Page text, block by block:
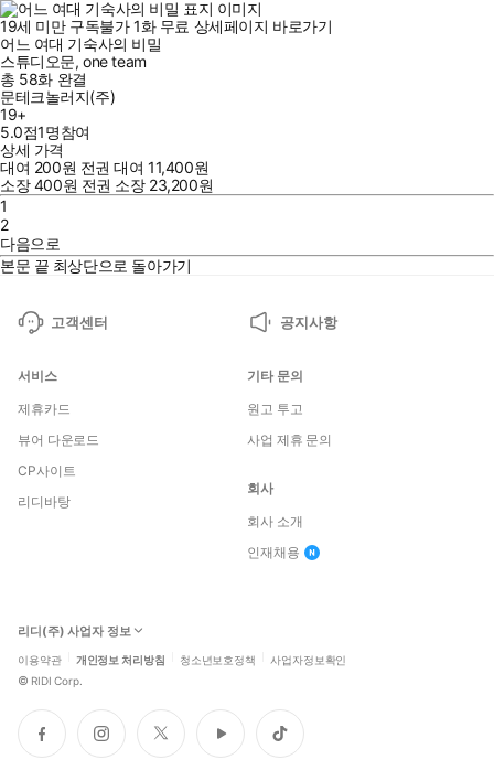
19세 미만 구독불가 1화 무료 상세페이지 바로가기
어느 여대 기숙사의 비밀
스튜디오문,one team
총 58화 완결
문테크놀러지(주)
19+
5.0점1명참여
상세 가격
대여 200원 전권 대여11,400원
소장400원 전권 소장 23,200원
1
2
다음으로
본문 끝 최상단으로 돌아가기
고객센터 공지사항
서비스
제휴카드
뷰어 다운로드
CP사이트
리디바탕
기타 문의
원고 투고
사업 제휴 문의
회사
회사 소개
인재채용
리디(주) 사업자 정보
이용약관 개인정보 처리방침 청소년보호정책 사업자정보확인
© RIDI Corp.
페
이
인
스
트
위
유
튜
틱
톡